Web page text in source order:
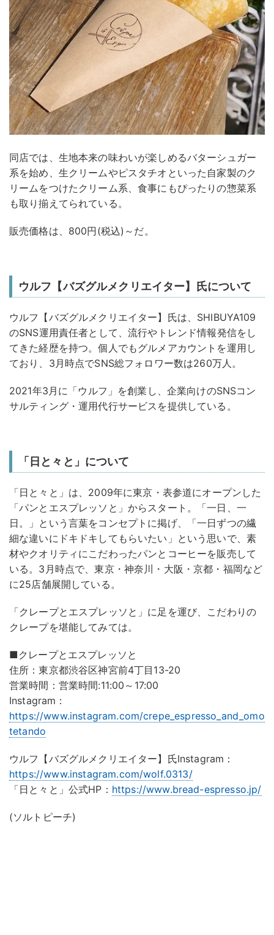
同店では、生地本来の味わいが楽しめるバターシュガー
系を始め、生クリームやピスタチオといった自家製のク
リームをつけたクリーム系、食事にもぴったりの惣菜系
も取り揃えてられている。
販売価格は、800円(税込)～だ。
ウルフ【バズグルメクリエイター】氏について
ウルフ【バズグルメクリエイター】氏は、SHIBUYA109
のSNS運用責任者として、流行やトレンド情報発信をし
てきた経歴を持つ。個人でもグルメアカウントを運用し
ており、3月時点でSNS総フォロワー数は260万人。
2021年3月に「ウルフ」を創業し、企業向けのSNSコン
サルティング・運用代行サービスを提供している。
「日と々と」について
「日と々と」は、2009年に東京・表参道にオープンした
「パンとエスプレッソと」からスタート。「一日、一
日。」という言葉をコンセプトに掲げ、「一日ずつの繊
細な違いにドキドキしてもらいたい」という思いで、素
材やクオリティにこだわったパンとコーヒーを販売して
いる。3月時点で、東京・神奈川・大阪・京都・福岡など
に25店舗展開している。
「クレープとエスプレッソと」に足を運び、こだわりの
クレープを堪能してみては。
■クレープとエスプレッソと
住所：東京都渋谷区神宮前4丁目13-20
営業時間：営業時間:11:00～17:00
Instagram：
https://www.instagram.com/crepe_espresso_and_omo
tetando
ウルフ【バズグルメクリエイター】氏Instagram：
https://www.instagram.com/wolf.0313/
「日と々と」公式HP： https://www.bread-espresso.jp/
(ソルトピーチ)